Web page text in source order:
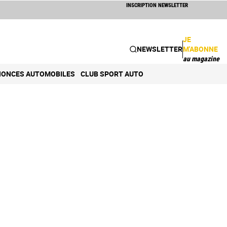
INSCRIPTION NEWSLETTER
NEWSLETTER
JE
M'ABONNE
au magazine
AUTOMOBILES CLUB SPORT AUTO